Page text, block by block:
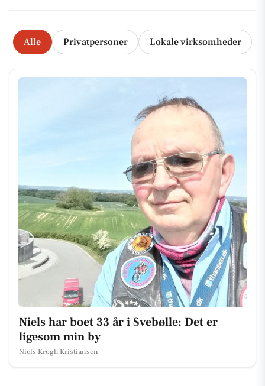
Alle Privatpersoner Lokale virksomheder
Niels har boet 33 år i Svebølle: Det er
ligesom min by
Niels Krogh Kristiansen